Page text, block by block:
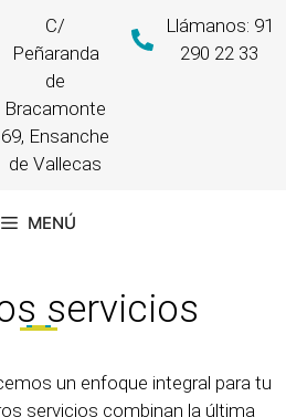
C/
Peñaranda
de
Bracamonte
69, Ensanche
de Vallecas
Llámanos: 91
290 22 33
MENÚ
servicios
un enfoque integral para tu
servicios combinan la última